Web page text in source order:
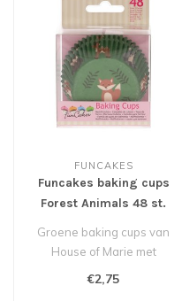
FUNCAKES
Funcakes baking cups
Forest Animals 48 st.
Groene baking cups van
House of Marie met
afbeeldingen van
€2,75